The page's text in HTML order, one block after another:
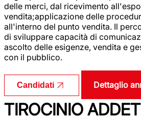
delle merci, dal ricevimento
vendita;applicazione delle
all'interno del punto vendita. Il
di sviluppare capacità di
ascolto delle esigenze, vendita e
con il pubblico.
Candidati Dettaglio
TIROCINIO